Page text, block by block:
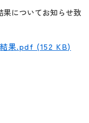
についてお知らせ致
果.pdf (152 KB)